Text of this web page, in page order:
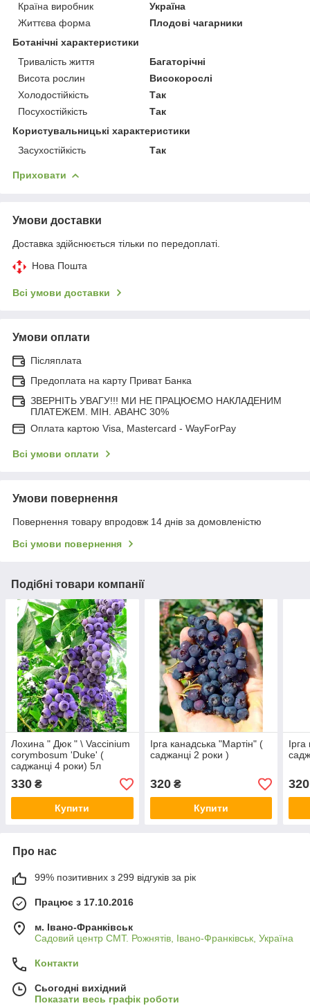
Країна виробник
Україна
Життєва форма
Плодові чагарники
Ботанічні характеристики
Тривалість життя
Багаторічні
Висота рослин
Високорослі
Холодостійкість
Так
Посухостійкість
Так
Користувальницькі характеристики
Засухостійкість
Так
Приховати
Умови доставки
Доставка здійснюється тільки по передоплаті.
Нова Пошта
Всі умови доставки
Умови оплати
Післяплата
Предоплата на карту Приват Банка
ЗВЕРНІТЬ УВАГУ!!! МИ НЕ ПРАЦЮЄМО НАКЛАДЕНИМ
ПЛАТЕЖЕМ. МІН. АВАНС 30%
Оплата картою Visa, Mastercard - WayForPay
Всі умови оплати
Умови повернення
Повернення товару впродовж 14 днів за домовленістю
Всі умови повернення
Подібні товари компанії
Лохина " Дюк " \ Vaccinium
corymbosum 'Duke' (
саджанці 4 роки) 5л
330 ₴
Купити
Ірга канадська "Мартін" (
саджанці 2 роки )
320₴
Купити
320
Про нас
99% позитивних з 299 відгуків за рік
Працює з 17.10.2016
м. Івано-Франківськ
Садовий центр СМТ. Рожнятів, Івано-Франківськ, Україна
Контакти
Сьогодні вихідний
Показати весь графік роботи